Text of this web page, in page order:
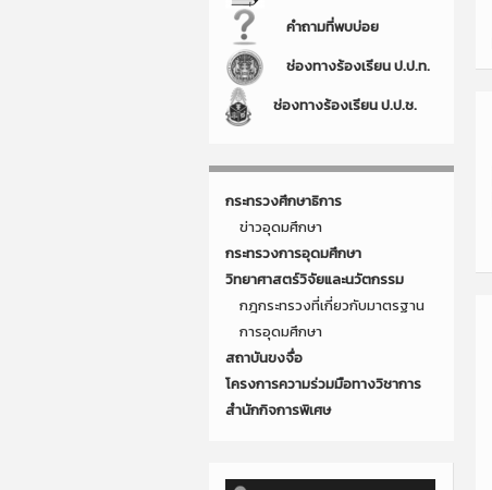
คำถามที่พบบ่อย
ช่องทางร้องเรียน ป.ป.ท.
ช่องทางร้องเรียน ป.ป.ช.
กระทรวงศึกษาธิการ
ข่าวอุดมศึกษา
กระทรวงการอุดมศึกษา
วิทยาศาสตร์วิจัยและนวัตกรรม
กฎกระทรวงที่เกี่ยวกับมาตรฐาน
การอุดมศึกษา
สถาบันขงจื่อ
โครงการความร่วมมือทางวิชาการ
สำนักกิจการพิเศษ